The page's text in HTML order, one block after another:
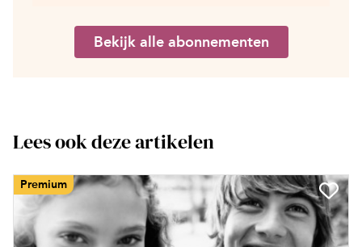
Bekijk alle abonnementen
Lees ook deze artikelen
Premium